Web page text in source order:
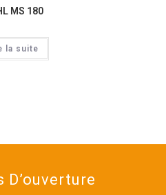
MS 180
la suite
D’ouverture